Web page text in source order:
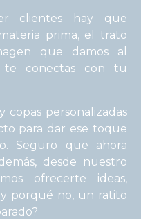
clientes hay que
prima, el trato
que damos al
te conectas con tu
copas personalizadas
para dar ese toque
Seguro que ahora
desde nuestro
ofrecerte ideas,
porqué no, un ratito